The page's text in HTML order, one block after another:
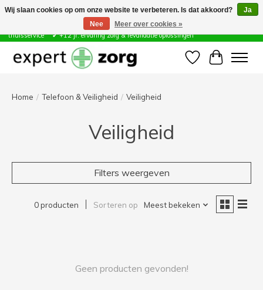
Zorg & Revalidatie Hulpmiddelen ✔ Eigen technische dienst &
thuisservice* ✔ +12 jr. ervaring zorg & revalidatie oplossingen
Verlanglijst
Home / Telefoon & Veiligheid / Veiligheid
Veiligheid
Filters weergeven
0 producten Sorteren op Meest bekeken
Geen producten gevonden!
Wij slaan cookies op om onze website te verbeteren. Is dat akkoord?
Ja
Nee
Meer over cookies »